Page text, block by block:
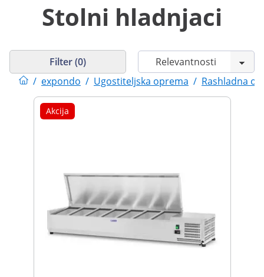
Stolni hladnjaci
/ expondo / Ugostiteljska oprema / Rashladna
Filter (0)
Akcija